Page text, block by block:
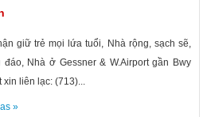
giữ trẻ mọi lứa tuổi, Nhà rộng, sạch sẽ,
Nhà ở Gessner & W.Airport gần Bwy
xin liên lạc: (713)...
»